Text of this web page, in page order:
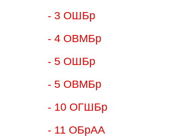
- 3 ОШБр
- 4 ОВМБр
- 5 ОШБр
- 5 ОВМБр
- 10 ОГШБр
- 11 ОБрАА